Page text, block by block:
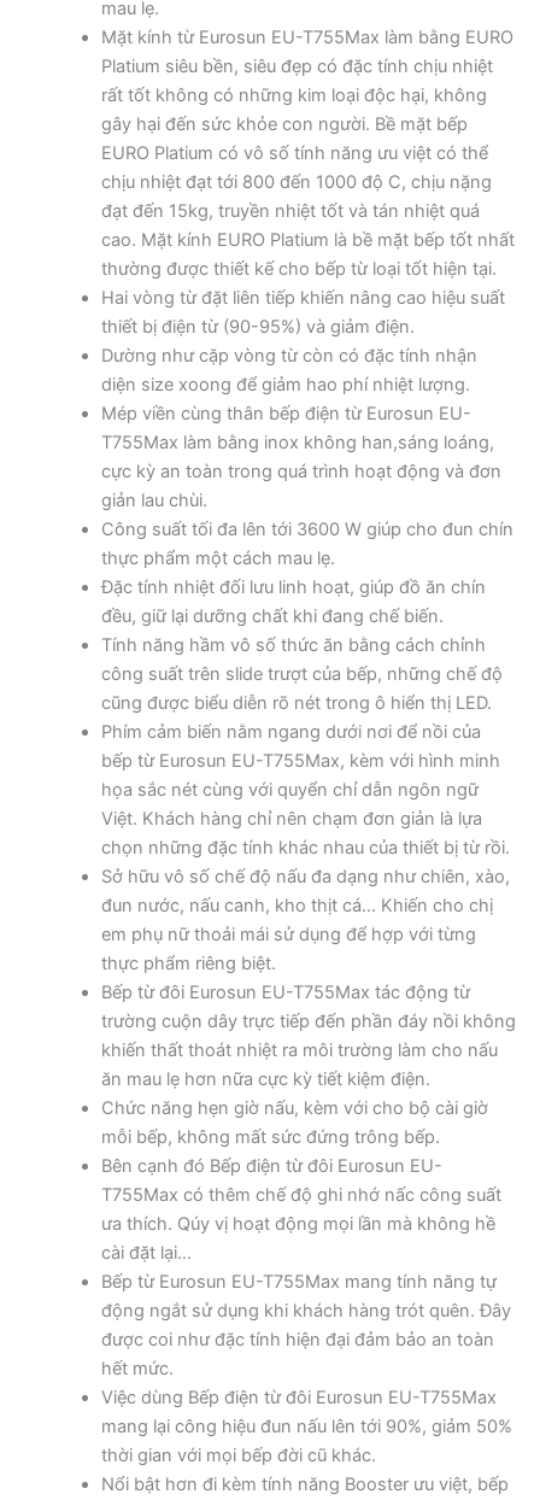
mau lẹ.
Mặt kính từ Eurosun EU-T755Max làm bằng EURO
Platium siêu bền, siêu đẹp có đặc tính chịu nhiệt
rất tốt không có những kim loại độc hại, không
gây hại đến sức khỏe con người. Bề mặt bếp
EURO Platium có vô số tính năng ưu việt có thể
chịu nhiệt đạt tới 800 đến 1000 độ C, chịu nặng
đạt đến 15kg, truyền nhiệt tốt và tán nhiệt quá
cao. Mặt kính EURO Platium là bề mặt bếp tốt nhất
thường được thiết kế cho bếp từ loại tốt hiện tại.
Hai vòng từ đặt liên tiếp khiến nâng cao hiệu suất
thiết bị điện từ (90-95%) và giảm điện.
Dường như cặp vòng từ còn có đặc tính nhận
diện size xoong để giảm hao phí nhiệt lượng.
Mép viền cùng thân bếp điện từ Eurosun EU-
T755Max làm bằng inox không han,sáng loáng,
cực kỳ an toàn trong quá trình hoạt động và đơn
giản lau chùi.
Công suất tối đa lên tới 3600 W giúp cho đun chín
thực phẩm một cách mau lẹ.
Đặc tính nhiệt đối lưu linh hoạt, giúp đồ ăn chín
đều, giữ lại dưỡng chất khi đang chế biến.
Tính năng hầm vô số thức ăn bằng cách chỉnh
công suất trên slide trượt của bếp, những chế độ
cũng được biểu diễn rõ nét trong ô hiển thị LED.
Phím cảm biến nằm ngang dưới nơi để nồi của
bếp từ Eurosun EU-T755Max, kèm với hình minh
họa sắc nét cùng với quyển chỉ dẫn ngôn ngữ
Việt. Khách hàng chỉ nên chạm đơn giản là lựa
chọn những đặc tính khác nhau của thiết bị từ rồi.
Sở hữu vô số chế độ nấu đa dạng như chiên, xào,
đun nước, nấu canh, kho thịt cá… Khiến cho chị
em phụ nữ thoải mái sử dụng để hợp với từng
thực phẩm riêng biệt.
Bếp từ đôi Eurosun EU-T755Max tác động từ
trường cuộn dây trực tiếp đến phần đáy nồi không
khiến thất thoát nhiệt ra môi trường làm cho nấu
ăn mau lẹ hơn nữa cực kỳ tiết kiệm điện.
Chức năng hẹn giờ nấu, kèm với cho bộ cài giờ
mỗi bếp, không mất sức đứng trông bếp.
Bên cạnh đó Bếp điện từ đôi Eurosun EU-
T755Max có thêm chế độ ghi nhớ nấc công suất
ưa thích. Qúy vị hoạt động mọi lần mà không hề
cài đặt lại…
Bếp từ Eurosun EU-T755Max mang tính năng tự
động ngắt sử dụng khi khách hàng trót quên. Đây
được coi như đặc tính hiện đại đảm bảo an toàn
hết mức.
Việc dùng Bếp điện từ đôi Eurosun EU-T755Max
mang lại công hiệu đun nấu lên tới 90%, giảm 50%
thời gian với mọi bếp đời cũ khác.
Nổi bật hơn đi kèm tính năng Booster ưu việt, bếp